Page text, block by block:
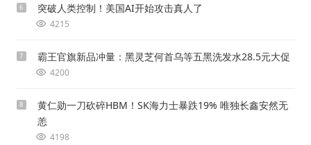
6 突破人类控制！美国AI开始攻击真人了
4215
7 霸王官旗新品冲量：黑灵芝何首乌等五黑洗发水28.5元大促
4200
8
黄仁勋一刀砍碎HBM！SK海力士暴跌19% 唯独长鑫安然无
恙
4198